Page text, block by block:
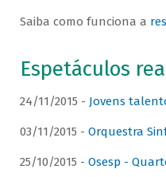
Saiba como funciona a
Espetáculos
24/11/2015 - Jovens
03/11/2015 - Orquestra
25/10/2015 - Osesp -